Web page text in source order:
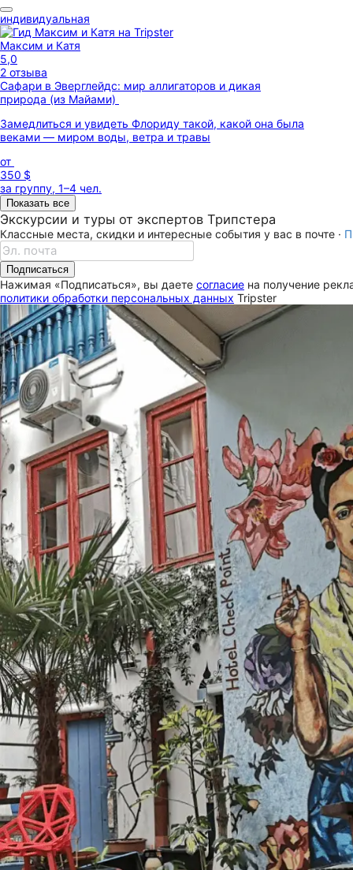
индивидуальная
Максим и Катя
5,0
2 отзыва
Сафари в Эверглейдс: мир аллигаторов и дикая
природа (из Майами)
Замедлиться и увидеть Флориду такой, какой она была
веками — миром воды, ветра и травы
от
350 $
за группу, 1–4 чел.
Показать все
Экскурсии и туры от экспертов Трипстера
Классные места, скидки и интересные события у вас в почте ·
Подписаться
Нажимая «Подписаться», вы даете согласие на получение
политики обработки персональных данных Tripster